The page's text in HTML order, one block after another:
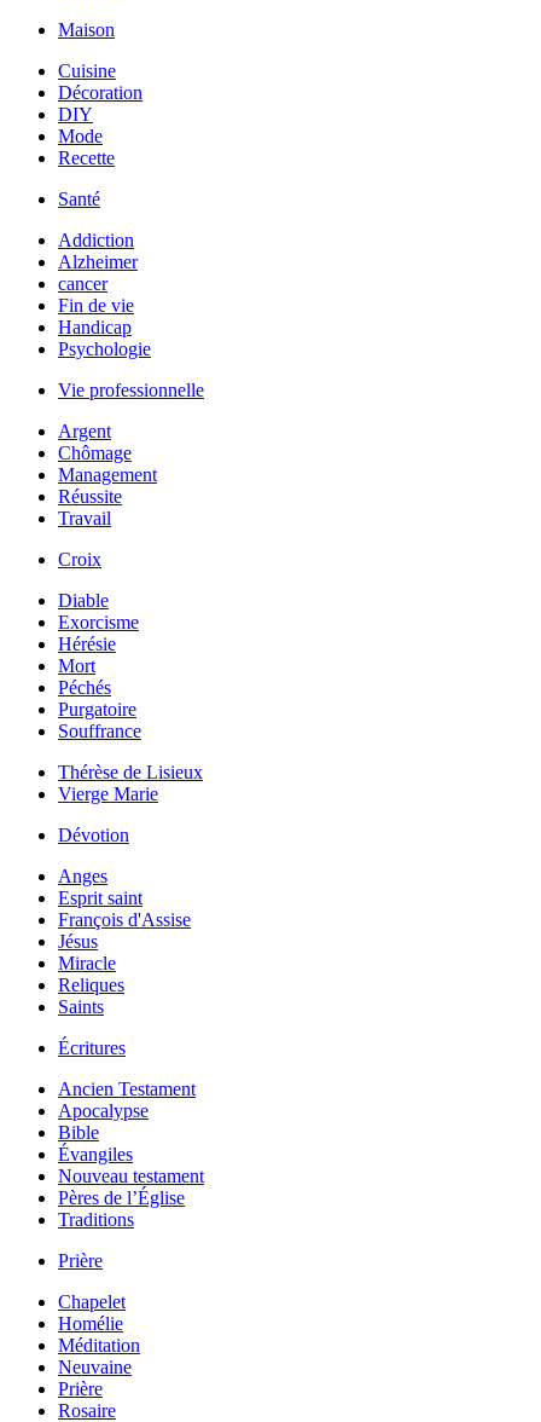
Maison
Cuisine
Décoration
DIY
Mode
Recette
Santé
Addiction
Alzheimer
cancer
Fin de vie
Handicap
Psychologie
Vie professionnelle
Argent
Chômage
Management
Réussite
Travail
Croix
Diable
Exorcisme
Hérésie
Mort
Péchés
Purgatoire
Souffrance
Thérèse de Lisieux
Vierge Marie
Dévotion
Anges
Esprit saint
François d'Assise
Jésus
Miracle
Reliques
Saints
Écritures
Ancien Testament
Apocalypse
Bible
Évangiles
Nouveau testament
Pères de l’Église
Traditions
Prière
Chapelet
Homélie
Méditation
Neuvaine
Prière
Rosaire